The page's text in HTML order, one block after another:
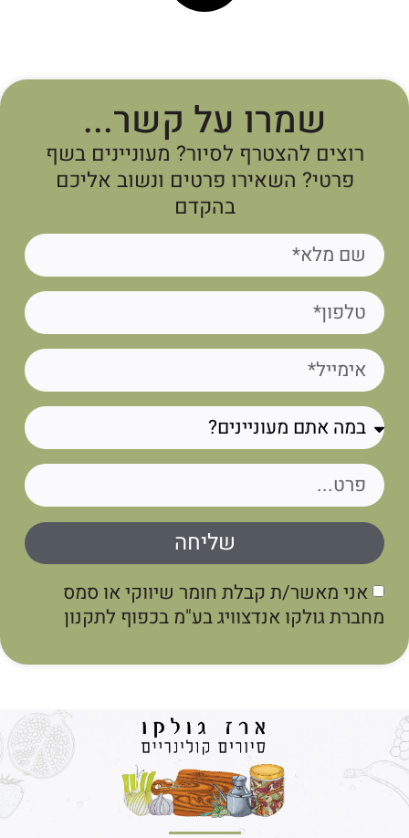
שמרו על קשר...
רוצים להצטרף לסיור? מעוניינים בשף
פרטי? השאירו פרטים ונשוב אליכם
בהקדם
אני מאשר/ת קבלת חומר שיווקי או סמס
מחברת גולקו אנדצוויג בע"מ בכפוף לתקנון
שליחה